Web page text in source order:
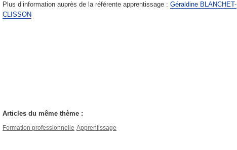
Plus d’information auprès de la référente apprentissage : Géraldine BLANCHET-
CLISSON
Articles du même thème :
Formation professionnelle Apprentissage